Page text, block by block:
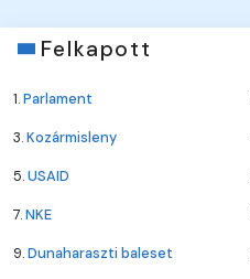
Felkapott
1.Parlament
3.Kozármisleny
5.USAID
7.NKE
9.Dunaharaszti baleset